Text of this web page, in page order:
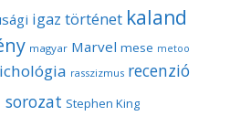
igaz történet kaland
magyar Marvel mese metoo
rasszizmus recenzió
sorozat Stephen King